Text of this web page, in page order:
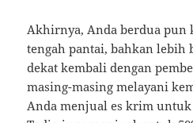
Akhirnya, Anda berdua pun
tengah pantai, bahkan lebih
dekat kembali dengan
masing-masing melayani
Anda menjual es krim untuk